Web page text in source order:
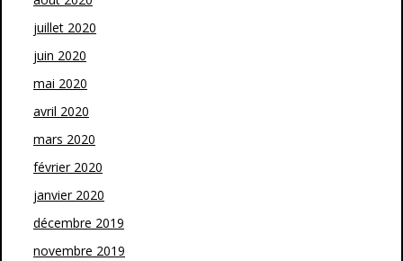
juillet 2020
juin 2020
mai 2020
avril 2020
mars 2020
février 2020
janvier 2020
décembre 2019
novembre 2019